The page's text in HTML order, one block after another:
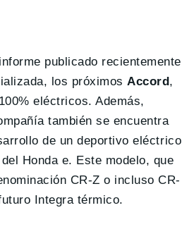
publicado recientemente
los próximos Accord,
eléctricos. Además,
también se encuentra
de un deportivo eléctrico
Honda e. Este modelo, que
CR-Z o incluso CR-
Integra térmico.